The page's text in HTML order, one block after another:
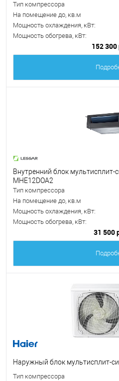
Тип компрессора
На помещение до, кв.м
Мощность охлаждения, кВт:
Мощность обогрева, кВт:
152 300
Внутренний блок мультисплит-
MHE12DOA2
Тип компрессора
На помещение до, кв.м
Мощность охлаждения, кВт:
Мощность обогрева, кВт:
31 500
Наружный блок мультисплит-
Тип компрессора